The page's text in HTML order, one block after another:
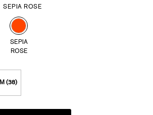
SEPIA ROSE
SEPIA
ROSE
M (38)